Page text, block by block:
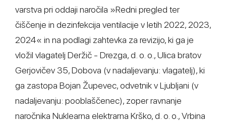
varstva pri oddaji naročila »Redni pregled ter
čiščenje in dezinfekcija ventilacije v letih 2022, 2023,
2024« in na podlagi zahtevka za revizijo, ki ga je
vložil vlagatelj Deržič - Drezga, d. o. o., Ulica bratov
Gerjovičev 35, Dobova (v nadaljevanju: vlagatelj), ki
ga zastopa Bojan Župevec, odvetnik v Ljubljani (v
nadaljevanju: pooblaščenec), zoper ravnanje
naročnika Nuklearna elektrarna Krško, d. o. o., Vrbina